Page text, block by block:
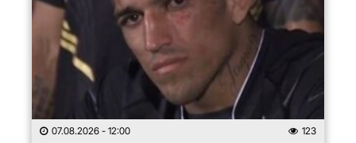
07.08.2026 - 12:00 123